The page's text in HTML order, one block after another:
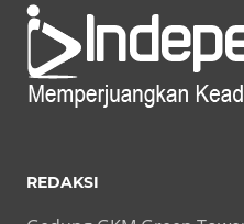
REDAKSI